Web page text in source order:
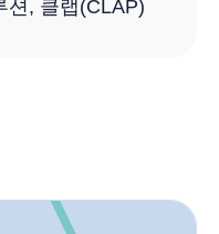
션, 클랩(CLAP)